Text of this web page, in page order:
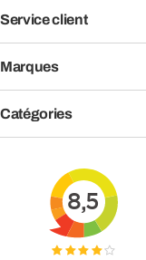
Service client
Marques
Catégories